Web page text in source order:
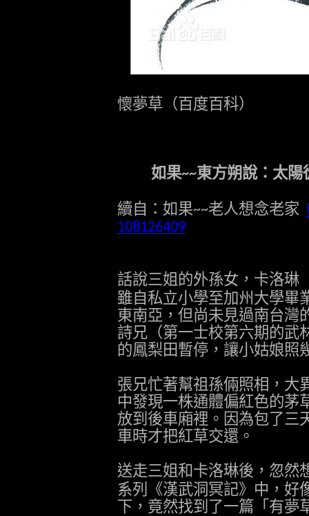
懷夢草（百度百科）
如果~~東方朔說：太陽
續自：如果~~老人想念老家
108126409
話說三姐的外孫女，卡洛琳
雖自私立小學至加州大學畢
東南亞，但尚未見過南台灣
詩兄（第一士校第六期的武
的鳳梨田暫停，讓小姑娘照
張兄忙著幫祖孫倆照相，大
中發現一株通體偏紅色的茅
放到後車廂裡。因為包了三
車時才把紅草交還。
送走三姐和卡洛琳後，忽然
系列《漢武洞冥記》中，好
下，竟然找到了一篇「有夢